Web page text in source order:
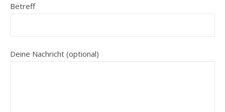
Betreff
Deine Nachricht (optional)